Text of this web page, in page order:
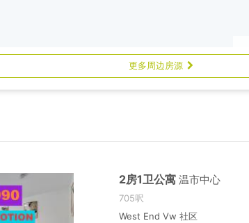
更多周边房源
2房1卫公寓 温市中心
705呎
West End Vw 社区